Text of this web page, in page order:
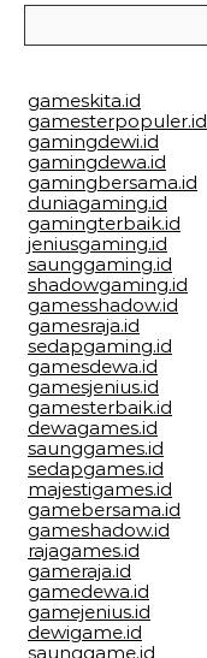
gameskita.id
gamesterpopuler.id
gamingdewi.id
gamingdewa.id
gamingbersama.id
duniagaming.id
gamingterbaik.id
jeniusgaming.id
saunggaming.id
shadowgaming.id
gamesshadow.id
gamesraja.id
sedapgaming.id
gamesdewa.id
gamesjenius.id
gamesterbaik.id
dewagames.id
saunggames.id
sedapgames.id
majestigames.id
gamebersama.id
gameshadow.id
rajagames.id
gameraja.id
gamedewa.id
gamejenius.id
dewigame.id
saunggame.id